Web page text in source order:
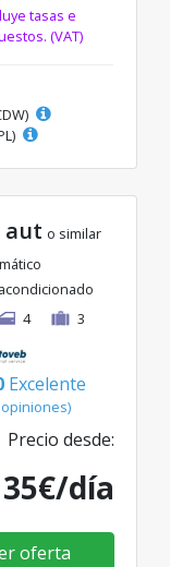
tasas e
(VAT)
aut o similar
4 3
Excelente
opiniones)
Precio desde:
35€/día
oferta